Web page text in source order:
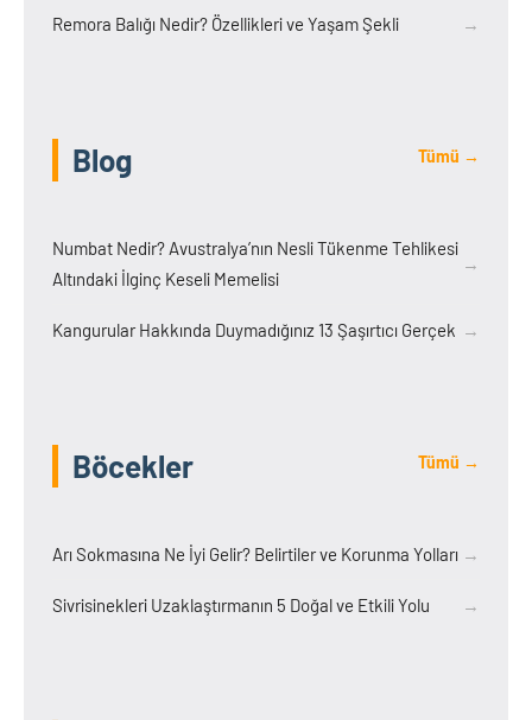
Remora Balığı Nedir? Özellikleri ve Yaşam Şekli →
Blog Tümü →
Numbat Nedir? Avustralya’nın Nesli Tükenme Tehlikesi
Altındaki İlginç Keseli Memelisi
→
Kangurular Hakkında Duymadığınız 13 Şaşırtıcı Gerçek →
Böcekler Tümü →
Arı Sokmasına Ne İyi Gelir? Belirtiler ve Korunma Yolları →
Sivrisinekleri Uzaklaştırmanın 5 Doğal ve Etkili Yolu →